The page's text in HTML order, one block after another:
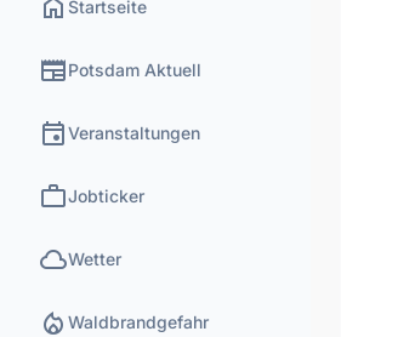
home Startseite
newspaperPotsdam Aktuell
eventVeranstaltungen
workJobticker
cloudWetter
local_fire_department Waldbrandgefahr